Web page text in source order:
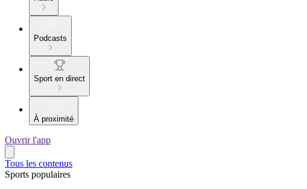
Podcasts
Sport en direct
À proximité
Ouvrir l'app
Tous les contenus
Sports populaires